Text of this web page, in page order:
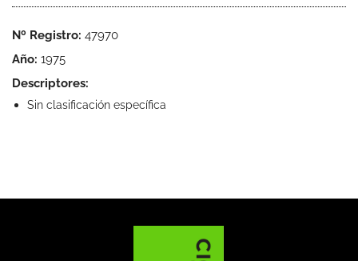
Nº Registro: 47970
Año: 1975
Descriptores:
Sin clasificación específica